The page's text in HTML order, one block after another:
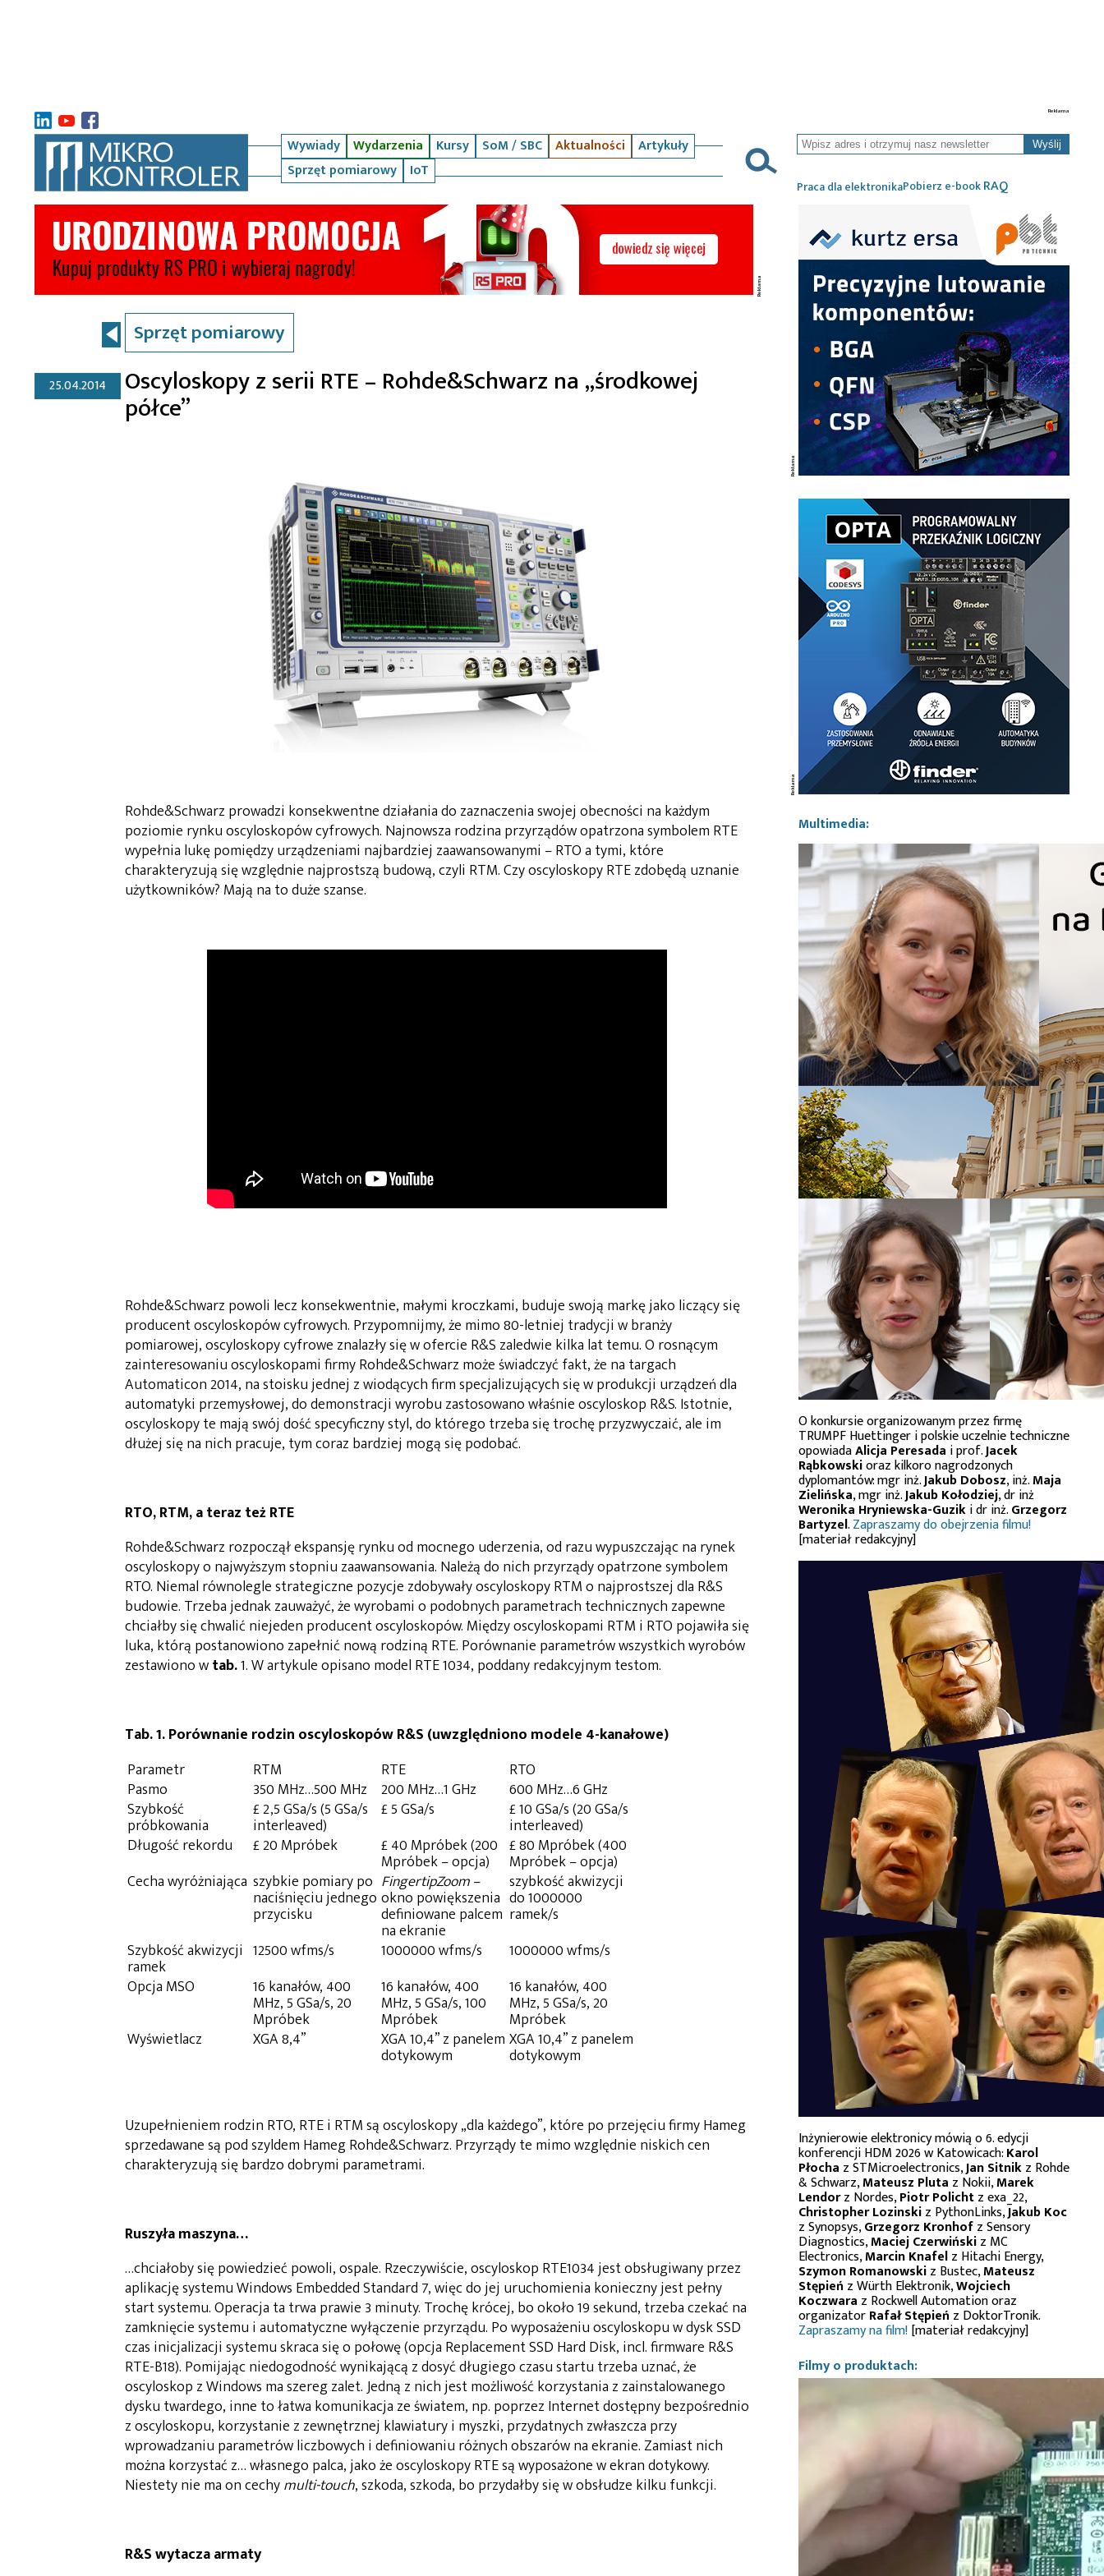
Wywiady Wydarzenia Kursy SoM / SBC Aktualności
Artykuły
Sprzęt pomiarowy
IoT
Wyślij
Praca dla elektronikaPobierz e-bookRAQ
Sprzęt pomiarowy
25.04.2014 Oscyloskopy z serii RTE – Rohde&Schwarz na „środkowej
półce”
Rohde&Schwarz prowadzi konsekwentne działania do zaznaczenia swojej obecności na każdym
poziomie rynku oscyloskopów cyfrowych. Najnowsza rodzina przyrządów opatrzona symbolem RTE
wypełnia lukę pomiędzy urządzeniami najbardziej zaawansowanymi – RTO a tymi, które
charakteryzują się względnie najprostszą budową, czyli RTM. Czy oscyloskopy RTE zdobędą uznanie
użytkowników? Mają na to duże szanse.
Rohde&Schwarz powoli lecz konsekwentnie, małymi kroczkami, buduje swoją markę jako liczący się
producent oscyloskopów cyfrowych. Przypomnijmy, że mimo 80-letniej tradycji w branży
pomiarowej, oscyloskopy cyfrowe znalazły się w ofercie R&S zaledwie kilka lat temu. O rosnącym
zainteresowaniu oscyloskopami firmy Rohde&Schwarz może świadczyć fakt, że na targach
Automaticon 2014, na stoisku jednej z wiodących firm specjalizujących się w produkcji urządzeń dla
automatyki przemysłowej, do demonstracji wyrobu zastosowano właśnie oscyloskop R&S. Istotnie,
oscyloskopy te mają swój dość specyficzny styl, do którego trzeba się trochę przyzwyczaić, ale im
dłużej się na nich pracuje, tym coraz bardziej mogą się podobać.
RTO, RTM, a teraz też RTE
Rohde&Schwarz rozpoczął ekspansję rynku od mocnego uderzenia, od razu wypuszczając na rynek
oscyloskopy o najwyższym stopniu zaawansowania. Należą do nich przyrządy opatrzone symbolem
RTO. Niemal równolegle strategiczne pozycje zdobywały oscyloskopy RTM o najprostszej dla R&S
budowie. Trzeba jednak zauważyć, że wyrobami o podobnych parametrach technicznych zapewne
chciałby się chwalić niejeden producent oscyloskopów. Między oscyloskopami RTM i RTO pojawiła się
luka, którą postanowiono zapełnić nową rodziną RTE. Porównanie parametrów wszystkich wyrobów
zestawiono wtab.1. W artykule opisano model RTE 1034, poddany redakcyjnym testom.
Tab. 1. Porównanie rodzin oscyloskopów R&S (uwzględniono modele 4-kanałowe)
Parametr
RTM RTE
RTO
Pasmo
350 MHz…500 MHz 200 MHz…1 GHz
600 MHz…6 GHz
Szybkość
próbkowania
£ 2,5 GSa/s (5 GSa/s
interleaved)
£ 5 GSa/s £ 10 GSa/s (20 GSa/s
interleaved)
Długość rekordu
£ 20 Mpróbek £ 40 Mpróbek (200
Mpróbek – opcja)
£ 80 Mpróbek (400
Mpróbek – opcja)
Cecha wyróżniająca szybkie pomiary po
naciśnięciu jednego
przycisku
FingertipZoom–
okno powiększenia
definiowane palcem
na ekranie
szybkość akwizycji
do 1000000
ramek/s
Szybkość akwizycji
ramek
12500 wfms/s 1000000 wfms/s
1000000 wfms/s
Opcja MSO
16 kanałów, 400
MHz, 5 GSa/s, 20
Mpróbek
16 kanałów, 400
MHz, 5 GSa/s, 100
Mpróbek
16 kanałów, 400
MHz, 5 GSa/s, 20
Mpróbek
Wyświetlacz
XGA 8,4” XGA 10,4” z panelem
dotykowym
XGA 10,4” z panelem
dotykowym
Uzupełnieniem rodzin RTO, RTE i RTM są oscyloskopy „dla każdego”, które po przejęciu firmy Hameg
sprzedawane są pod szyldem Hameg Rohde&Schwarz. Przyrządy te mimo względnie niskich cen
charakteryzują się bardzo dobrymi parametrami.
Ruszyła maszyna…
…chciałoby się powiedzieć powoli, ospale. Rzeczywiście, oscyloskop RTE1034 jest obsługiwany przez
aplikację systemu Windows Embedded Standard 7, więc do jej uruchomienia konieczny jest pełny
start systemu. Operacja ta trwa prawie 3 minuty. Trochę krócej, bo około 19 sekund, trzeba czekać na
zamknięcie systemu i automatyczne wyłączenie przyrządu. Po wyposażeniu oscyloskopu w dysk SSD
czas inicjalizacji systemu skraca się o połowę (opcja Replacement SSD Hard Disk, incl. firmware R&S
RTE-B18). Pomijając niedogodność wynikającą z dosyć długiego czasu startu trzeba uznać, że
oscyloskop z Windows ma szereg zalet. Jedną z nich jest możliwość korzystania z zainstalowanego
dysku twardego, inne to łatwa komunikacja ze światem, np. poprzez Internet dostępny bezpośrednio
z oscyloskopu, korzystanie z zewnętrznej klawiatury i myszki, przydatnych zwłaszcza przy
wprowadzaniu parametrów liczbowych i definiowaniu różnych obszarów na ekranie. Zamiast nich
można korzystać z… własnego palca, jako że oscyloskopy RTE są wyposażone w ekran dotykowy.
Niestety nie ma on cechymulti-touch, szkoda, szkoda, bo przydałby się w obsłudze kilku funkcji.
R&S wytacza armaty
Multimedia:
O konkursie organizowanym przez firmę
TRUMPF Huettinger i polskie uczelnie techniczne
opowiadaAlicja Peresada i prof.Jacek
Rąbkowskioraz kilkoro nagrodzonych
dyplomantów: mgr inż.Jakub Dobosz, inż.Maja
Zielińska, mgr inż.Jakub Kołodziej, dr inż
Weronika Hryniewska-Guziki dr inż.Grzegorz
Bartyzel.Zapraszamy do obejrzenia filmu!
[materiał redakcyjny]
Inżynierowie elektronicy mówią o 6. edycji
konferencji HDM 2026 w Katowicach:Karol
Płocha z STMicroelectronics,Jan Sitnikz Rohde
& Schwarz,Mateusz Pluta z Nokii,Marek
Lendorz Nordes,Piotr Polichtz exa_22,
Christopher Lozinskiz PythonLinks,Jakub Koc
z Synopsys,Grzegorz Kronhofz Sensory
Diagnostics,Maciej Czerwińskiz MC
Electronics,Marcin Knafelz Hitachi Energy,
Szymon Romanowskiz Bustec,Mateusz
Stępień z Würth Elektronik,Wojciech
Koczwara z Rockwell Automation oraz
organizatorRafał Stępień z DoktorTronik.
Zapraszamy na film![materiał redakcyjny]
Filmy o produktach: